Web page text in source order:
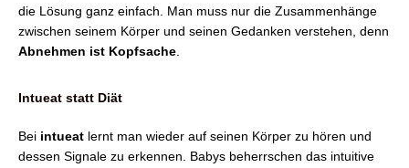
die Lösung ganz einfach. Man muss nur die Zusammenhänge
zwischen seinem Körper und seinen Gedanken verstehen, denn
Abnehmen ist Kopfsache.
Intueat statt Diät
Bei intueat lernt man wieder auf seinen Körper zu hören und
dessen Signale zu erkennen. Babys beherrschen das intuitive